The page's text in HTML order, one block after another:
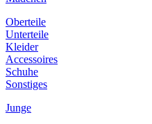
Oberteile
Unterteile
Kleider
Accessoires
Schuhe
Sonstiges
Junge